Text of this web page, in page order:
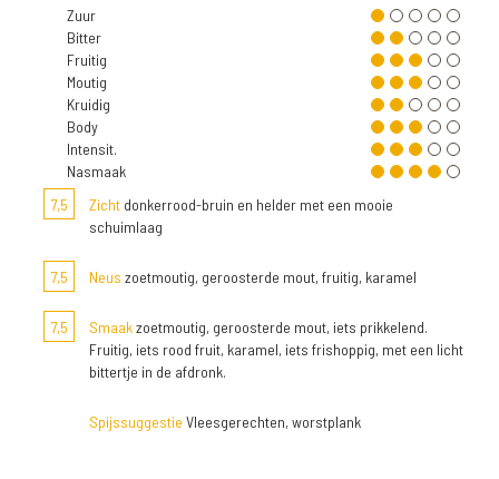
Zuur
Bitter
Fruitig
Moutig
Kruidig
Body
Intensit.
Nasmaak
7,5
Zicht donkerrood-bruin en helder met een mooie
schuimlaag
7,5 Neus zoetmoutig, geroosterde mout, fruitig, karamel
7,5 Smaakzoetmoutig, geroosterde mout, iets prikkelend.
Fruitig, iets rood fruit, karamel, iets frishoppig, met een licht
bittertje in de afdronk.
Spijssuggestie Vleesgerechten, worstplank